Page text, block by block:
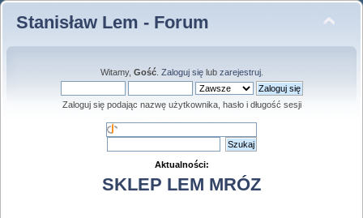
Stanisław Lem - Forum
Witamy, Gość. Zaloguj sięlub zarejestruj.
Zaloguj się podając nazwę użytkownika, hasło i długość sesji
Aktualności:
SKLEP LEM MRÓZ